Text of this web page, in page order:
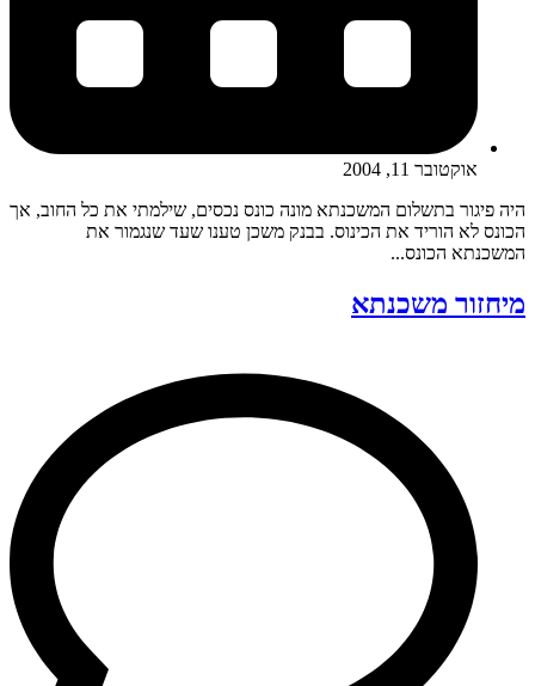
אוקטובר 11, 2004
היה פיגור בתשלום המשכנתא מונה כונס נכסים, שילמתי את כל החוב, אך
הכונס לא הוריד את הכינוס. בבנק משכן טענו שעד שנגמור את
המשכנתא הכונס...
מיחזור משכנתא